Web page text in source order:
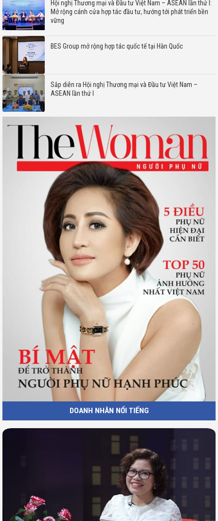
Hội nghị Thương mại và Đầu tư Việt Nam – ASEAN lần thứ I:
Mở rộng cánh cửa hợp tác đầu tư, hướng tới phát triển bền
vững
BES Group mở rộng hợp tác quốc tế tại Hàn Quốc
Sắp diễn ra Hội nghị Thương mại và Đầu tư Việt Nam –
ASEAN lần thứ I
DOANH NHÂN NỔI TIẾNG